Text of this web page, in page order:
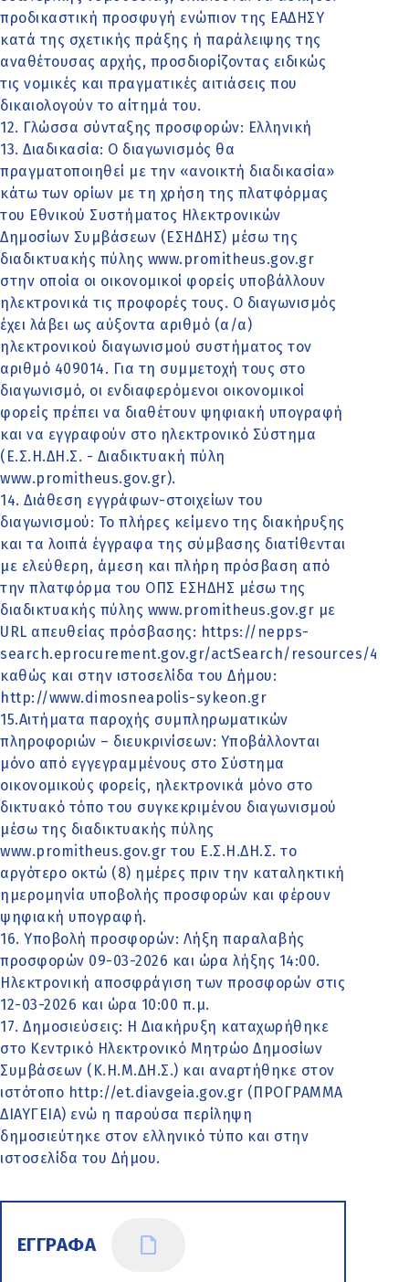
προδικαστική προσφυγή ενώπιον της ΕΑΔΗΣΥ
κατά της σχετικής πράξης ή παράλειψης της
αναθέτουσας αρχής, προσδιορίζοντας ειδικώς
τις νομικές και πραγματικές αιτιάσεις που
δικαιολογούν το αίτημά του.
12. Γλώσσα σύνταξης προσφορών: Ελληνική
13. Διαδικασία: Ο διαγωνισμός θα
πραγματοποιηθεί με την «ανοικτή διαδικασία»
κάτω των ορίων με τη χρήση της πλατφόρμας
του Εθνικού Συστήματος Ηλεκτρονικών
Δημοσίων Συμβάσεων (ΕΣΗΔΗΣ) μέσω της
διαδικτυακής πύλης www.promitheus.gov.gr
στην οποία οι οικονομικοί φορείς υποβάλλουν
ηλεκτρονικά τις προφορές τους. Ο διαγωνισμός
έχει λάβει ως αύξοντα αριθμό (α/α)
ηλεκτρονικού διαγωνισμού συστήματος τον
αριθμό 409014. Για τη συμμετοχή τους στο
διαγωνισμό, οι ενδιαφερόμενοι οικονομικοί
φορείς πρέπει να διαθέτουν ψηφιακή υπογραφή
και να εγγραφούν στο ηλεκτρονικό Σύστημα
(Ε.Σ.Η.ΔΗ.Σ. - Διαδικτυακή πύλη
www.promitheus.gov.gr).
14. Διάθεση εγγράφων-στοιχείων του
διαγωνισμού: Το πλήρες κείμενο της διακήρυξης
και τα λοιπά έγγραφα της σύμβασης διατίθενται
με ελεύθερη, άμεση και πλήρη πρόσβαση από
την πλατφόρμα του ΟΠΣ ΕΣΗΔΗΣ μέσω της
διαδικτυακής πύλης www.promitheus.gov.gr με
URL απευθείας πρόσβασης: https://nepps-
search.eprocurement.gov.gr/actSearch/resources/
καθώς και στην ιστοσελίδα του Δήμου:
http://www.dimosneapolis-sykeon.gr
15.Αιτήματα παροχής συμπληρωματικών
πληροφοριών – διευκρινίσεων: Υποβάλλονται
μόνο από εγγεγραμμένους στο Σύστημα
οικονομικούς φορείς, ηλεκτρονικά μόνο στο
δικτυακό τόπο του συγκεκριμένου διαγωνισμού
μέσω της διαδικτυακής πύλης
www.promitheus.gov.gr του Ε.Σ.Η.ΔΗ.Σ. το
αργότερο οκτώ (8) ημέρες πριν την καταληκτική
ημερομηνία υποβολής προσφορών και φέρουν
ψηφιακή υπογραφή.
16. Υποβολή προσφορών: Λήξη παραλαβής
προσφορών 09-03-2026 και ώρα λήξης 14:00.
Ηλεκτρονική αποσφράγιση των προσφορών στις
12-03-2026 και ώρα 10:00 π.μ.
17. Δημοσιεύσεις: Η Διακήρυξη καταχωρήθηκε
στο Κεντρικό Ηλεκτρονικό Μητρώο Δημοσίων
Συμβάσεων (Κ.Η.Μ.ΔΗ.Σ.) και αναρτήθηκε στον
ιστότοπο http://et.diavgeia.gov.gr (ΠΡΟΓΡΑΜΜΑ
ΔΙΑΥΓΕΙΑ) ενώ η παρούσα περίληψη
δημοσιεύτηκε στον ελληνικό τύπο και στην
ιστοσελίδα του Δήμου.
ΕΓΓΡΑΦΑ